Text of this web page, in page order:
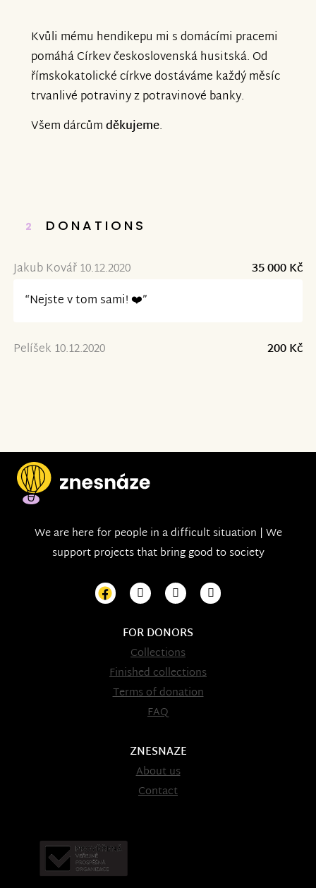
Kvůli mému hendikepu mi s domácími pracemi
pomáhá Církev československá husitská. Od
římskokatolické církve dostáváme každý měsíc
trvanlivé potraviny z potravinové banky.
Všem dárcůmděkujeme.
2 DONATIONS
Jakub Kovář 10.12.2020
35 000 Kč
“Nejste v tom sami! ❤️”
Pelíšek 10.12.2020 200 Kč
We are here for people in a difficult situation | We
support projects that bring good to society
FOR DONORS
Collections
Finished collections
Terms of donation
FAQ
ZNESNAZE
About us
Contact